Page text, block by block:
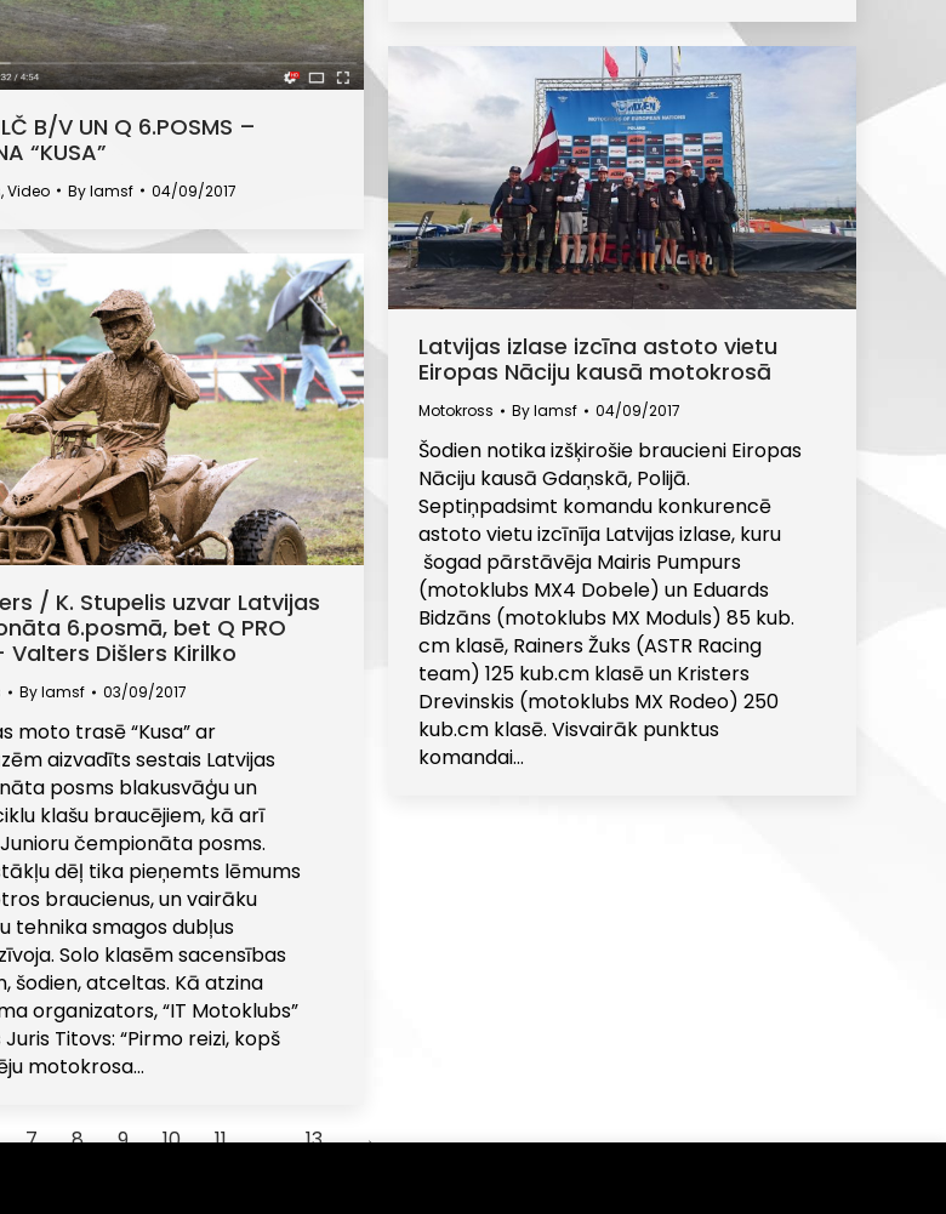
B/V UN Q 6.POSMS –
“KUSA”
,Video Bylamsf 04/09/2017
Latvijas izlase izcīna astoto vietu
Eiropas Nāciju kausā motokrosā
Motokross Bylamsf 04/09/2017
Šodien notika izšķirošie braucieni Eiropas
Nāciju kausā Gdaņskā, Polijā.
Septiņpadsimt komandu konkurencē
astoto vietu izcīnīja Latvijas izlase, kuru
šogad pārstāvēja Mairis Pumpurs
(motoklubs MX4 Dobele) un Eduards
Bidzāns (motoklubs MX Moduls) 85 kub.
cm klasē, Rainers Žuks (ASTR Racing
team) 125 kub.cm klasē un Kristers
Drevinskis (motoklubs MX Rodeo) 250
kub.cm klasē. Visvairāk punktus
komandai…
/ K. Stupelis uzvar Latvijas
6.posmā, bet Q PRO
Valters Dišlers Kirilko
Bylamsf 03/09/2017
moto trasē “Kusa” ar
aizvadīts sestais Latvijas
posms blakusvāģu un
klašu braucējiem, kā arī
čempionāta posms.
dēļ tika pieņemts lēmums
braucienus, un vairāku
tehnika smagos dubļus
Solo klasēm sacensības
šodien, atceltas. Kā atzina
organizators, “IT Motoklubs”
Titovs: “Pirmo reizi, kopš
motokrosa…
7 8 9 10 11 … 13 →